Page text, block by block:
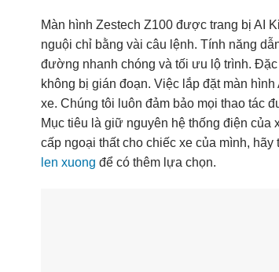
Màn hình Zestech Z100 được trang bị AI
nguội chỉ bằng vài câu lệnh. Tính năng
đường nhanh chóng và tối ưu lộ trình.
không bị gián đoạn. Việc lắp đặt màn
xe. Chúng tôi luôn đảm bảo mọi thao tác
Mục tiêu là giữ nguyên hệ thống điện của
cấp ngoại thất cho chiếc xe của mình, hãy
len xuong để có thêm lựa chọn.